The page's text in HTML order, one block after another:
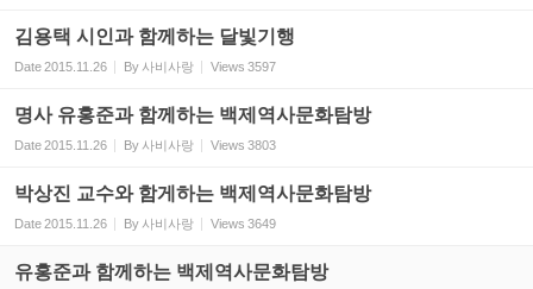
김용택 시인과 함께하는 달빛기행
Date2015.11.26 By 사비사랑 Views 3597
명사 유홍준과 함께하는 백제역사문화탐방
Date2015.11.26 By 사비사랑 Views 3803
박상진 교수와 함게하는 백제역사문화탐방
Date2015.11.26 By 사비사랑 Views 3649
유홍준과 함께하는 백제역사문화탐방